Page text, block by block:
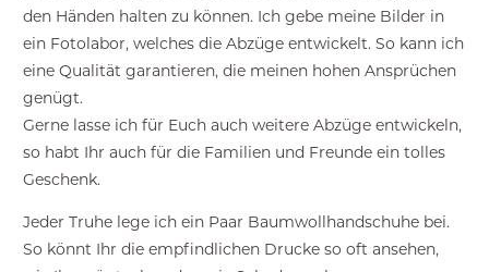
den Händen halten zu können. Ich gebe meine Bilder in
ein Fotolabor, welches die Abzüge entwickelt. So kann ich
eine Qualität garantieren, die meinen hohen Ansprüchen
genügt.
Gerne lasse ich für Euch auch weitere Abzüge entwickeln,
so habt Ihr auch für die Familien und Freunde ein tolles
Geschenk.
Jeder Truhe lege ich ein Paar Baumwollhandschuhe bei.
So könnt Ihr die empfindlichen Drucke so oft ansehen,